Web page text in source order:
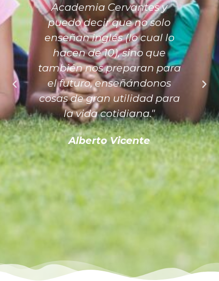
Academia Cervantes y
puedo decir que no solo
enseñan inglés (lo cual lo
hacen de 10), sino que
también nos preparan para
el futuro, enseñándonos
cosas de gran utilidad para
la vida cotidiana."
Alberto Vicente